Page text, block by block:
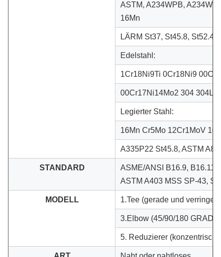
ASTM, A234WPB,
16Mn
LÄRM St37, St45.8, St52.4,
Edelstahl:
1Cr18Ni9Ti 0Cr18Ni9
00Cr17Ni14Mo2 304 304L
Legierter Stahl:
16Mn Cr5Mo 12Cr1MoV
A335P22 St45.8, ASTM
STANDARD
ASME/ANSI B16.9, B16.11,
ASTM A403 MSS SP-43,
MODELL 1.Tee (gerade und
3.Elbow (45/90/180 GRAD)
5. Reduzierer (konzentrisch